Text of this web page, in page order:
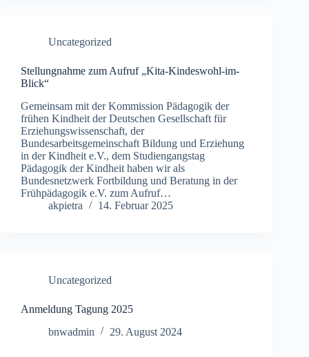
Uncategorized
Stellungnahme zum Aufruf „Kita-Kindeswohl-im-
Blick“
Gemeinsam mit der Kommission Pädagogik der
frühen Kindheit der Deutschen Gesellschaft für
Erziehungswissenschaft, der
Bundesarbeitsgemeinschaft Bildung und Erziehung
in der Kindheit e.V., dem Studiengangstag
Pädagogik der Kindheit haben wir als
Bundesnetzwerk Fortbildung und Beratung in der
Frühpädagogik e.V. zum Aufruf…
akpietra
14. Februar 2025
Uncategorized
Anmeldung Tagung 2025
bnwadmin
29. August 2024